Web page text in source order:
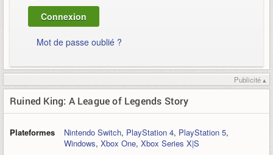
Mot de passe oublié ?
Publicité ▴
Ruined King: A League of Legends Story
Plateformes Nintendo Switch, PlayStation 4, PlayStation 5,
Windows, Xbox One, Xbox Series X|S